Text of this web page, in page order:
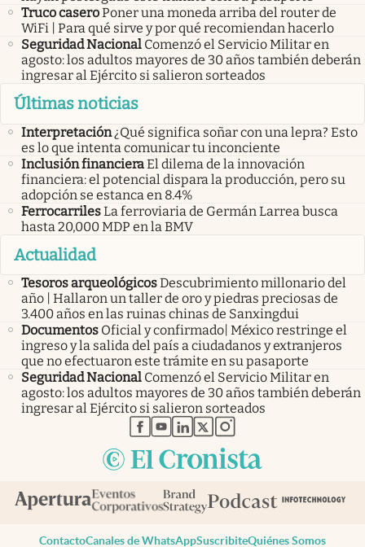
Truco caseroPoner una moneda arriba del router de
WiFi | Para qué sirve y por qué recomiendan hacerlo
Seguridad Nacional Comenzó el Servicio Militar en
agosto: los adultos mayores de 30 años también deberán
ingresar al Ejército si salieron sorteados
Últimas noticias
Interpretación ¿Qué significa soñar con una lepra? Esto
es lo que intenta comunicar tu inconciente
Inclusión financieraEl dilema de la innovación
financiera: el potencial dispara la producción, pero su
adopción se estanca en 8.4%
FerrocarrilesLa ferroviaria de Germán Larrea busca
hasta 20,000 MDP en la BMV
Actualidad
Tesoros arqueológicosDescubrimiento millonario del
año | Hallaron un taller de oro y piedras preciosas de
3.400 años en las ruinas chinas de Sanxingdui
Documentos Oficial y confirmado| México restringe el
ingreso y la salida del país a ciudadanos y extranjeros
que no efectuaron este trámite en su pasaporte
Seguridad Nacional Comenzó el Servicio Militar en
agosto: los adultos mayores de 30 años también deberán
ingresar al Ejército si salieron sorteados
abre en nueva pestaña
abre en nueva pestaña
abre en nueva pestaña
abre en nueva pestaña
abre en nueva pestaña
ContactoCanales de WhatsAppSuscribiteQuiénes Somos